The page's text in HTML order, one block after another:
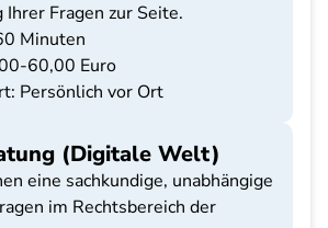
Fragen zur Seite.
Minuten
60,00 Euro
Persönlich vor Ort
(Digitale Welt)
eine sachkundige, unabhängige
im Rechtsbereich der